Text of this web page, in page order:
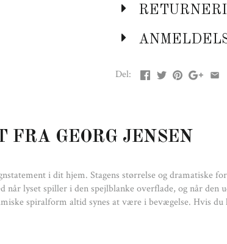
Del:
FRA GEORG JENSEN
i dit hjem. Stagens størrelse og dramatiske
lyset spiller i den spejlblanke overflade, og når den
spiralform altid synes at være i bevægelse. Hvis du